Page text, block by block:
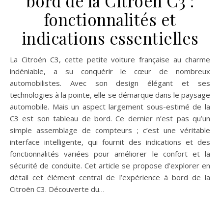
fonctionnalités et
indications essentielles
La Citroën C3, cette petite voiture française au charme
indéniable, a su conquérir le cœur de nombreux
automobilistes. Avec son design élégant et ses
technologies à la pointe, elle se démarque dans le paysage
automobile. Mais un aspect largement sous-estimé de la
C3 est son tableau de bord. Ce dernier n’est pas qu’un
simple assemblage de compteurs ; c’est une véritable
interface intelligente, qui fournit des indications et des
fonctionnalités variées pour améliorer le confort et la
sécurité de conduite. Cet article se propose d’explorer en
détail cet élément central de l’expérience à bord de la
Citroën C3. Découverte du…